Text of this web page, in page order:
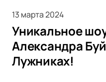
13 марта 2024
Уникальное
Александра
Лужниках!